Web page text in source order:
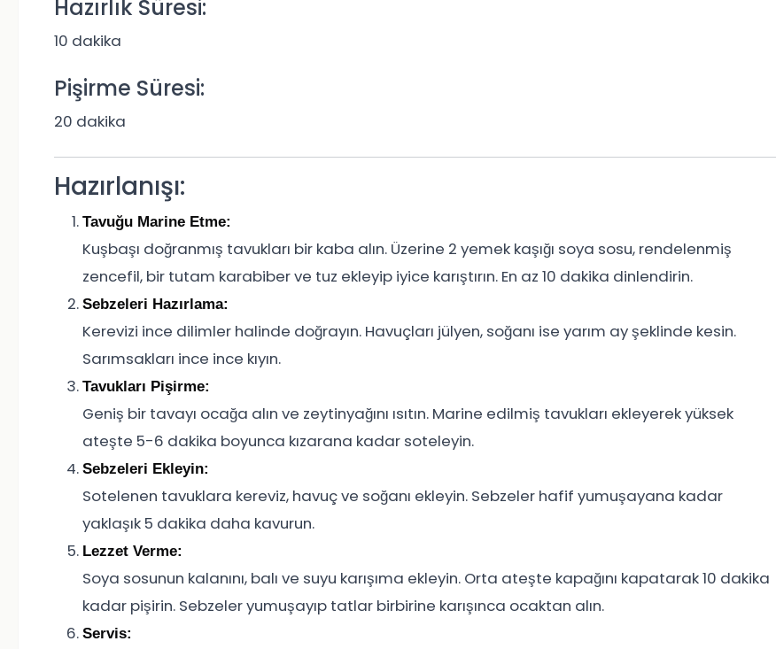
Hazırlık Süresi:
10 dakika
Pişirme Süresi:
20 dakika
Hazırlanışı:
Tavuğu Marine Etme:
Kuşbaşı doğranmış tavukları bir kaba alın. Üzerine 2 yemek kaşığı soya sosu, rendelenmiş
zencefil, bir tutam karabiber ve tuz ekleyip iyice karıştırın. En az 10 dakika dinlendirin.
Sebzeleri Hazırlama:
Kerevizi ince dilimler halinde doğrayın. Havuçları jülyen, soğanı ise yarım ay şeklinde kesin.
Sarımsakları ince ince kıyın.
Tavukları Pişirme:
Geniş bir tavayı ocağa alın ve zeytinyağını ısıtın. Marine edilmiş tavukları ekleyerek yüksek
ateşte 5-6 dakika boyunca kızarana kadar soteleyin.
Sebzeleri Ekleyin:
Sotelenen tavuklara kereviz, havuç ve soğanı ekleyin. Sebzeler hafif yumuşayana kadar
yaklaşık 5 dakika daha kavurun.
Lezzet Verme:
Soya sosunun kalanını, balı ve suyu karışıma ekleyin. Orta ateşte kapağını kapatarak 10 dakika
kadar pişirin. Sebzeler yumuşayıp tatlar birbirine karışınca ocaktan alın.
Servis: